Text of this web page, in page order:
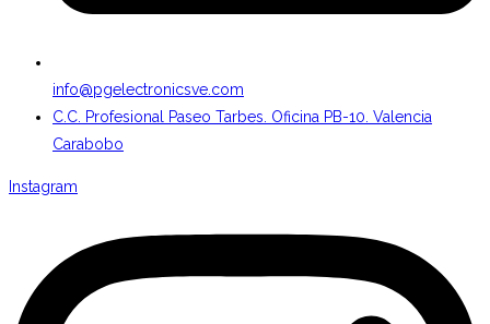
info@pgelectronicsve.com
C.C. Profesional Paseo Tarbes. Oficina PB-10. Valencia
Carabobo
Instagram